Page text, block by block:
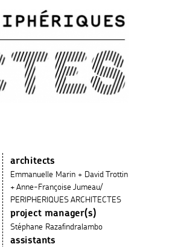
architects
Emmanuelle Marin + David Trottin
+ Anne-Françoise Jumeau/
PERIPHERIQUES ARCHITECTES
project manager(s)
Stéphane Razafindralambo
assistants